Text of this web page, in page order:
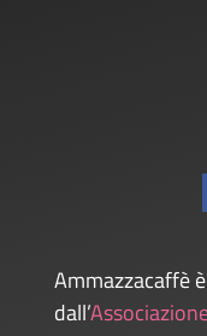
Ammazzacaffè
dall’